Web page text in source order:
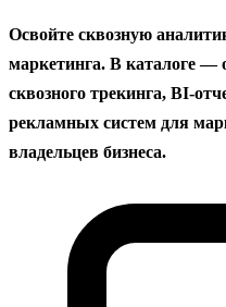
Освойте сквозную
маркетинга. В каталоге —
сквозного трекинга,
рекламных систем для
владельцев бизнеса.